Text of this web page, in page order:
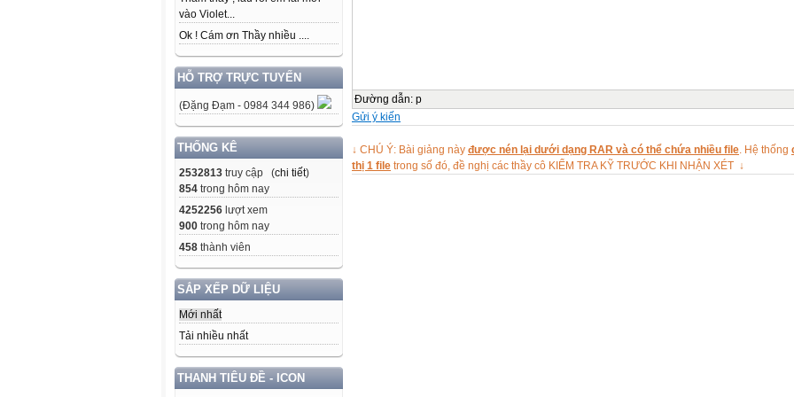
vào Violet...
Ok ! Cám ơn Thầy nhiều ....
HỖ TRỢ TRỰC TUYẾN
(Đặng Đạm - 0984 344 986)
THỐNG KÊ
2532813 truy cập (chi tiết)
854 trong hôm nay
4252256 lượt xem
900 trong hôm nay
458 thành viên
SẮP XẾP DỮ LIỆU
Mới nhất
Tải nhiều nhất
THANH TIÊU ĐỀ - ICON
13 Phạm Minh Đức 8B Y Học sinh thi lại 4.8
14 Hồ Duy Sơn 8B Y Học sinh thi lại 4.6
15 Nguyễn Thanh Thịnh 8B Y Học sinh thi lại 5.2
Tổng cộng trong danh sách nầy có:
15 học sinh thi lại.
Đường dẫn: p
Gửi ý kiến
↓ CHÚ Ý: Bài giảng này được nén lại dưới dạng RAR và có thể chứa nhiều file . Hệ thống
thị 1 file trong số đó, đề nghị các thầy cô KIỂM TRA KỸ TRƯỚC KHI NHẬN XÉT ↓